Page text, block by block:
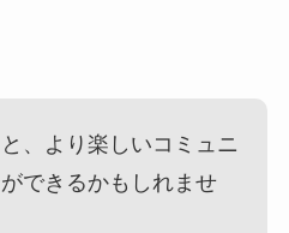
、より楽しいコミュニ
できるかもしれませ